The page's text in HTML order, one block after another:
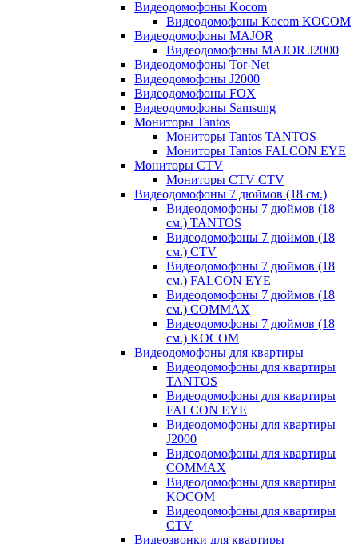
Видеодомофоны Kocom
Видеодомофоны Kocom KOCOM
Видеодомофоны MAJOR
Видеодомофоны MAJOR J2000
Видеодомофоны Tor-Net
Видеодомофоны J2000
Видеодомофоны FOX
Видеодомофоны Samsung
Мониторы Tantos
Мониторы Tantos TANTOS
Мониторы Tantos FALCON EYE
Мониторы CTV
Мониторы CTV CTV
Видеодомофоны 7 дюймов (18 см.)
Видеодомофоны 7 дюймов (18
см.) TANTOS
Видеодомофоны 7 дюймов (18
см.) CTV
Видеодомофоны 7 дюймов (18
см.) FALCON EYE
Видеодомофоны 7 дюймов (18
см.) COMMAX
Видеодомофоны 7 дюймов (18
см.) KOCOM
Видеодомофоны для квартиры
Видеодомофоны для квартиры
TANTOS
Видеодомофоны для квартиры
FALCON EYE
Видеодомофоны для квартиры
J2000
Видеодомофоны для квартиры
COMMAX
Видеодомофоны для квартиры
KOCOM
Видеодомофоны для квартиры
CTV
Видеозвонки для квартиры